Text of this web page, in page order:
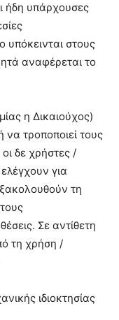
ήδη υπάρχουσες
υπόκεινται στους
αναφέρεται το
η Δικαιούχος)
να τροποποιεί τους
δε χρήστες /
για
τη
Σε αντίθετη
τη χρήση /
ιδιοκτησίας